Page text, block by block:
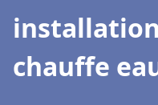
chauffe